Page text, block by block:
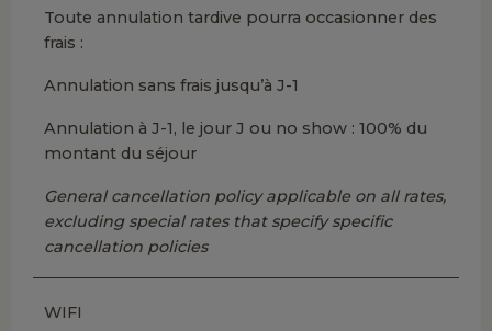
Toute annulation tardive pourra occasionner des
frais :
Annulation sans frais jusqu’à J-1
Annulation à J-1, le jour J ou no show : 100% du
montant du séjour
General cancellation policy applicable on all rates,
excluding special rates that specify specific
cancellation policies
WIFI